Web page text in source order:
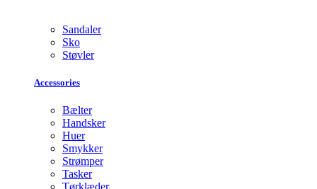
Sandaler
Sko
Støvler
Accessories
Bælter
Handsker
Huer
Smykker
Strømper
Tasker
Tørklæder